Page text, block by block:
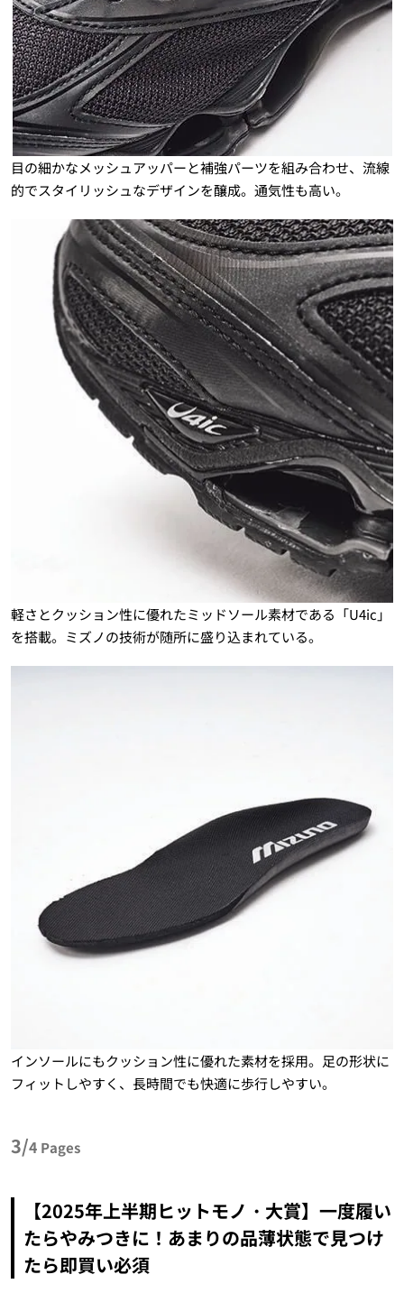
目の細かなメッシュアッパーと補強パーツを組み合わせ、流線
的でスタイリッシュなデザインを醸成。通気性も高い。
軽さとクッション性に優れたミッドソール素材である「U4ic」
を搭載。ミズノの技術が随所に盛り込まれている。
インソールにもクッション性に優れた素材を採用。足の形状に
フィットしやすく、長時間でも快適に歩行しやすい。
3/4 Pages
【2025年上半期ヒットモノ・大賞】一度履い
たらやみつきに！あまりの品薄状態で見つけ
たら即買い必須